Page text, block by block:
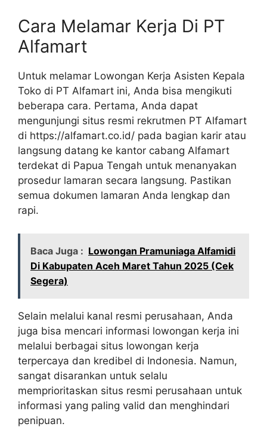
Cara Melamar Kerja Di PT
Alfamart
Untuk melamar Lowongan Kerja Asisten Kepala
Toko di PT Alfamart ini, Anda bisa mengikuti
beberapa cara. Pertama, Anda dapat
mengunjungi situs resmi rekrutmen PT Alfamart
di https://alfamart.co.id/ pada bagian karir atau
langsung datang ke kantor cabang Alfamart
terdekat di Papua Tengah untuk menanyakan
prosedur lamaran secara langsung. Pastikan
semua dokumen lamaran Anda lengkap dan
rapi.
Baca Juga : Lowongan Pramuniaga Alfamidi
Di Kabupaten Aceh Maret Tahun 2025 (Cek
Segera)
Selain melalui kanal resmi perusahaan, Anda
juga bisa mencari informasi lowongan kerja ini
melalui berbagai situs lowongan kerja
terpercaya dan kredibel di Indonesia. Namun,
sangat disarankan untuk selalu
memprioritaskan situs resmi perusahaan untuk
informasi yang paling valid dan menghindari
penipuan.